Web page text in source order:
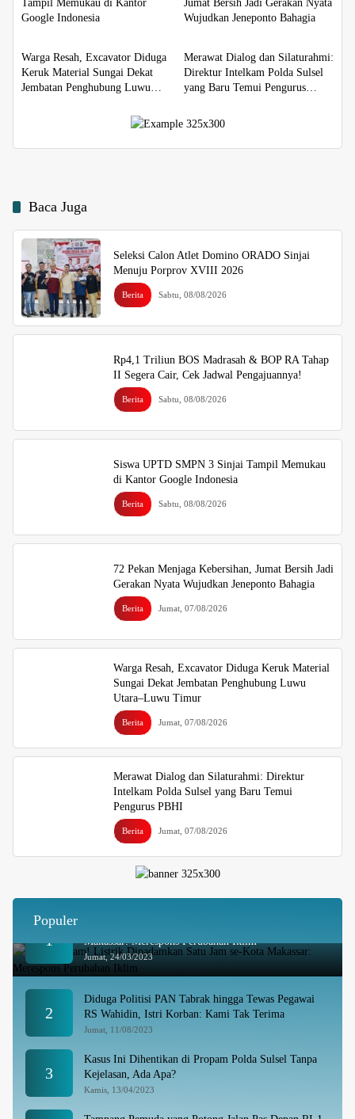
Tampil Memukau di Kantor
Google Indonesia
Jumat Bersih Jadi Gerakan Nyata
Wujudkan Jeneponto Bahagia
Berita
Warga Resah, Excavator Diduga
Keruk Material Sungai Dekat
Jembatan Penghubung Luwu
Berita
Merawat Dialog dan Silaturahmi:
Direktur Intelkam Polda Sulsel
yang Baru Temui Pengurus
Baca Juga
Seleksi Calon Atlet Domino ORADO Sinjai
Menuju Porprov XVIII 2026
Berita Sabtu, 08/08/2026
Rp4,1 Triliun BOS Madrasah & BOP RA Tahap
II Segera Cair, Cek Jadwal Pengajuannya!
Berita Sabtu, 08/08/2026
Siswa UPTD SMPN 3 Sinjai Tampil Memukau
di Kantor Google Indonesia
Berita Sabtu, 08/08/2026
72 Pekan Menjaga Kebersihan, Jumat Bersih Jadi
Gerakan Nyata Wujudkan Jeneponto Bahagia
Berita Jumat, 07/08/2026
Warga Resah, Excavator Diduga Keruk Material
Sungai Dekat Jembatan Penghubung Luwu
Utara–Luwu Timur
Berita Jumat, 07/08/2026
Merawat Dialog dan Silaturahmi: Direktur
Intelkam Polda Sulsel yang Baru Temui
Pengurus PBHI
Berita Jumat, 07/08/2026
Populer
1
Makassar: Merespons Perubahan Iklim
Jumat, 24/03/2023
2
Diduga Politisi PAN Tabrak hingga Tewas Pegawai
RS Wahidin, Istri Korban: Kami Tak Terima
Jumat, 11/08/2023
3
Kasus Ini Dihentikan di Propam Polda Sulsel Tanpa
Kejelasan, Ada Apa?
Kamis, 13/04/2023